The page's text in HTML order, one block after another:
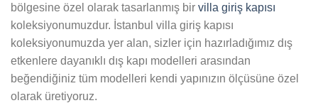
bölgesine özel olarak tasarlanmış bir villa giriş kapısı
koleksiyonumuzdur. İstanbul villa giriş kapısı
koleksiyonumuzda yer alan, sizler için hazırladığımız dış
etkenlere dayanıklı dış kapı modelleri arasından
beğendiğiniz tüm modelleri kendi yapınızın ölçüsüne özel
olarak üretiyoruz.